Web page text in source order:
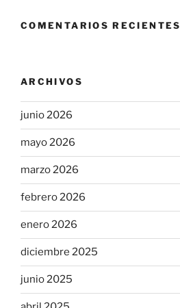
COMENTARIOS RECIENTES
ARCHIVOS
junio 2026
mayo 2026
marzo 2026
febrero 2026
enero 2026
diciembre 2025
junio 2025